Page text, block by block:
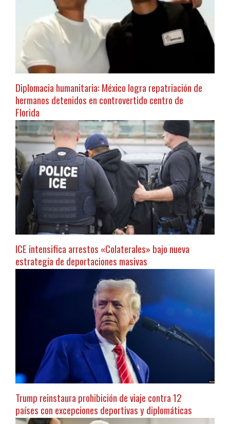
Diplomacia humanitaria: México logra repatriación de
hermanos detenidos en controvertido centro de
Florida
ICE intensifica arrestos «Colaterales» bajo nueva
estrategia de deportaciones masivas
Trump reinstaura prohibición de viaje contra 12
países con excepciones deportivas y diplomáticas